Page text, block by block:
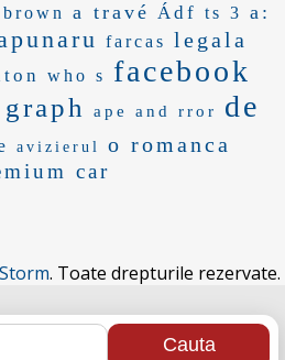
a travé Ádf ts 3 a:
farcas legala
who s facebook
graph ape and rror
de
avizierul o romanca
car
. Toate drepturile rezervate.